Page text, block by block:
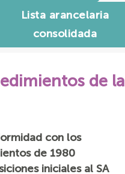
Lista arancelaria
consolidada
de la
con los
de 1980
iniciales al SA